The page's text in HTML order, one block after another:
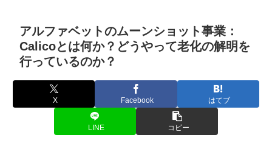
アルファベットのムーンショット事業：
Calicoとは何か？どうやって老化の解明を
行っているのか？
X Facebook はてブ
LINE コピー